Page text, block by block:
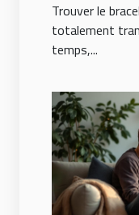
Trouver le
totalement
temps,...